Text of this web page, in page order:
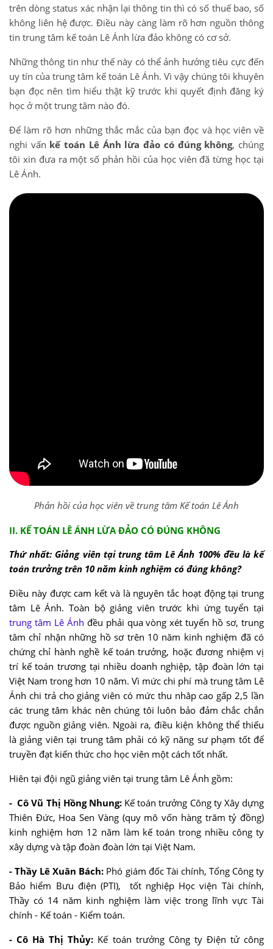
trên dòng status xác nhận lại thông tin thì có số thuế bao, số
không liên hệ được. Điều này càng làm rõ hơn nguồn thông
tin trung tâm kế toán Lê Ánh lừa đảo không có cơ sở.
Những thông tin như thế này có thể ảnh hưởng tiêu cực đến
uy tín của trung tâm kế toán Lê Ánh. Vì vậy chúng tôi khuyên
bạn đọc nên tìm hiểu thật kỹ trước khi quyết định đăng ký
học ở một trung tâm nào đó.
Để làm rõ hơn những thắc mắc của bạn đọc và học viên về
nghi vấn kế toán Lê Ánh lừa đảo có đúng không, chúng
tôi xin đưa ra một số phản hồi của học viên đã từng học tại
Lê Ánh.
Phản hồi của học viên về trung tâm Kế toán Lê Ánh
II. KẾ TOÁN LÊ ÁNH LỪA ĐẢO CÓ ĐÚNG KHÔNG
Thứ nhất: Giảng viên tại trung tâm Lê Ánh 100% đều là kế
toán trưởng trên 10 năm kinh nghiệm có đúng không?
Điều này được cam kết và là nguyên tắc hoạt động tại trung
tâm Lê Ánh. Toàn bộ giảng viên trước khi ứng tuyển tại
trung tâm Lê Ánh đều phải qua vòng xét tuyển hồ sơ, trung
tâm chỉ nhận những hồ sơ trên 10 năm kinh nghiệm đã có
chứng chỉ hành nghề kế toán trưởng, hoặc đương nhiệm vị
trí kế toán trương tại nhiều doanh nghiệp, tập đoàn lớn tại
Việt Nam trong hơn 10 năm. Vì mức chi phí mà trung tâm Lê
Ánh chi trả cho giảng viên có mức thu nhâp cao gấp 2,5 lần
các trung tâm khác nên chúng tôi luôn bảo đảm chắc chắn
được nguồn giảng viên. Ngoài ra, điều kiện không thể thiếu
là giảng viên tại trung tâm phải có kỹ năng sư phạm tốt để
truyền đạt kiến thức cho học viên một cách tốt nhất.
Hiên tại đội ngũ giảng viên tại trung tâm Lê Ánh gồm:
- Cô Vũ Thị Hồng Nhung:Kế toán trưởng Công ty Xây dựng
Thiên Đức, Hoa Sen Vàng (quy mô vốn hàng trăm tỷ đồng)
kinh nghiệm hơn 12 năm làm kế toán trong nhiều công ty
xây dựng và tập đoàn đoàn lớn tại Việt Nam.
- Thầy Lê Xuân Bách: Phó giám đốc Tài chính, Tổng Công ty
Bảo hiểm Bưu điện (PTI), tốt nghiệp Học viện Tài chính,
Thầy có 14 năm kinh nghiệm làm việc trong lĩnh vực Tài
chính - Kế toán - Kiểm toán.
- Cô Hà Thị Thủy: Kế toán trưởng Công ty Điện tử công